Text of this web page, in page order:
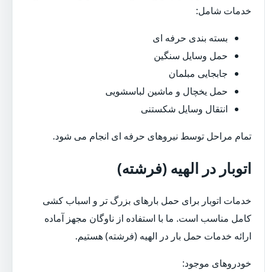
خدمات شامل:
بسته بندی حرفه ای
حمل وسایل سنگین
جابجایی مبلمان
حمل یخچال و ماشین لباسشویی
انتقال وسایل شکستنی
تمام مراحل توسط نیروهای حرفه ای انجام می شود.
اتوبار در الهیه (فرشته)
خدمات اتوبار برای حمل بارهای بزرگ تر و اسباب کشی
کامل مناسب است. ما با استفاده از ناوگان مجهز آماده
ارائه خدمات حمل بار در الهیه (فرشته) هستیم.
خودروهای موجود: